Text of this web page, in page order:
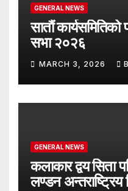
GENERAL NEWS
सातौं कार्यसमितिको
सभा २०२६
MARCH 3, 2026
GENERAL NEWS
कलाकार द्वय सिता
लण्डन अन्तराष्ट्रिय